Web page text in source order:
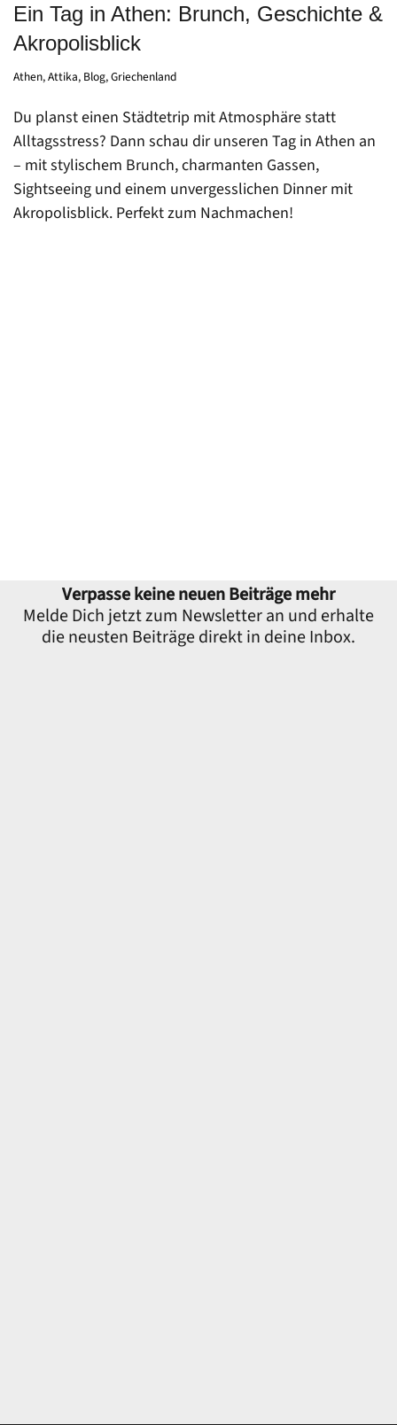
Ein Tag in Athen: Brunch, Geschichte &
Akropolisblick
Athen,Attika, Blog,Griechenland
Du planst einen Städtetrip mit Atmosphäre statt
Alltagsstress? Dann schau dir unseren Tag in Athen an
– mit stylischem Brunch, charmanten Gassen,
Sightseeing und einem unvergesslichen Dinner mit
Akropolisblick. Perfekt zum Nachmachen!
Verpasse keine neuen Beiträge mehr
Melde Dich jetzt zum Newsletter an und erhalte
die neusten Beiträge direkt in deine Inbox.